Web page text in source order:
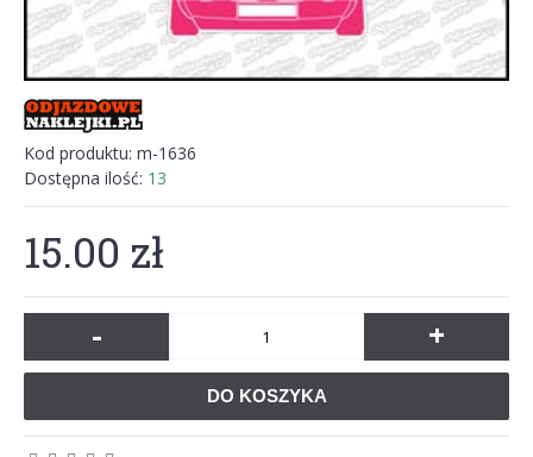
Kod produktu: m-1636
Dostępna ilość: 13
15.00 zł
- +
DO KOSZYKA